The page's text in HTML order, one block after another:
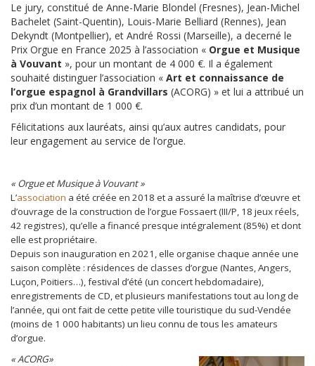
Le jury, constitué de Anne-Marie Blondel (Fresnes), Jean-Michel
Bachelet (Saint-Quentin), Louis-Marie Belliard (Rennes), Jean
Dekyndt (Montpellier), et André Rossi (Marseille), a decerné le
Prix Orgue en France 2025 à l’association « Orgue et Musique
à Vouvant », pour un montant de 4 000 €. Il a également
souhaité distinguer l’association « Art et connaissance de
l’orgue espagnol à Grandvillars (ACORG) » et lui a attribué un
prix d’un montant de 1 000 €.
Félicitations aux lauréats, ainsi qu’aux autres candidats, pour
leur engagement au service de l’orgue.
« Orgue et Musique à Vouvant »
L’association a été créée en 2018 et a assuré la maîtrise d’œuvre et
d’ouvrage de la construction de l’orgue Fossaert (III/P, 18 jeux réels,
42 registres), qu’elle a financé presque intégralement (85%) et dont
elle est propriétaire.
Depuis son inauguration en 2021, elle organise chaque année une
saison complète : résidences de classes d’orgue (Nantes, Angers,
Luçon, Poitiers…), festival d’été (un concert hebdomadaire),
enregistrements de CD, et plusieurs manifestations tout au long de
l’année, qui ont fait de cette petite ville touristique du sud-Vendée
(moins de 1 000 habitants) un lieu connu de tous les amateurs
d’orgue.
« ACORG»